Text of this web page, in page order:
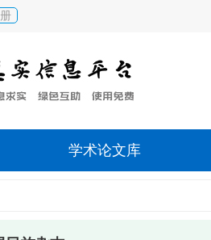
学术论文库